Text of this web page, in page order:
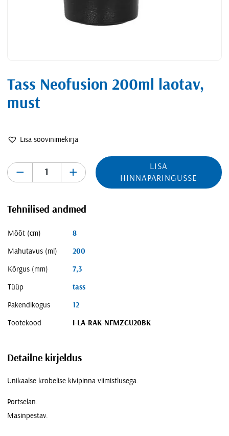
Tass Neofusion 200ml laotav,
must
Lisa soovinimekirja
- +
LISA
HINNAPÄRINGUSSE
Tehnilised andmed
Mõõt (cm) 8
Mahutavus (ml) 200
Kõrgus (mm) 7,3
Tüüp tass
Pakendikogus 12
Tootekood I-LA-RAK-NFMZCU20BK
Detailne kirjeldus
Unikaalse krobelise kivipinna viimistlusega.
Portselan.
Masinpestav.